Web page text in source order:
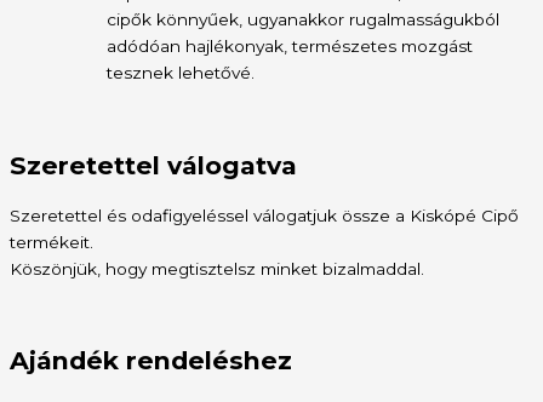
cipők könnyűek, ugyanakkor rugalmasságukból
adódóan hajlékonyak, természetes mozgást
tesznek lehetővé.
Szeretettel válogatva
Szeretettel és odafigyeléssel válogatjuk össze a Kiskópé Cipő
termékeit.
Köszönjük, hogy megtisztelsz minket bizalmaddal.
Ajándék rendeléshez